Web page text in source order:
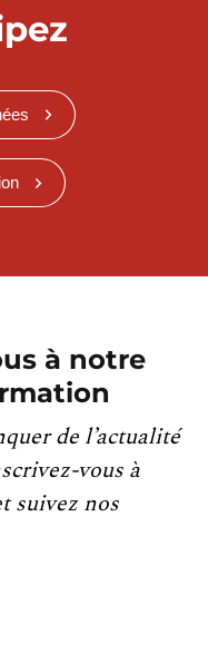
à notre
de l’actualité
vous à
suivez nos